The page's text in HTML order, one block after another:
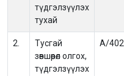
түдгэлзүүлэх
тухай
2.
Тусгай
зөвшөөрөл олгох,
түдгэлзүүлэх
А/402